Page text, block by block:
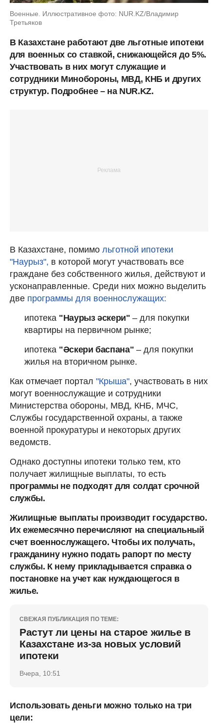
Военные. Иллюстративное фото: NUR.KZ/Владимир
Третьяков
В Казахстане работают две льготные ипотеки
для военных со ставкой, снижающейся до 5%.
Участвовать в них могут служащие и
сотрудники Минобороны, МВД, КНБ и других
структур. Подробнее – на NUR.KZ.
В Казахстане, помимо льготной ипотеки
"Наурыз", в которой могут участвовать все
граждане без собственного жилья, действуют и
усконаправленные. Среди них можно выделить
две программы для военнослужащих:
ипотека "Наурыз әскери"– для покупки
квартиры на первичном рынке;
ипотека "Әскери баспана" – для покупки
жилья на вторичном рынке.
Как отмечает портал "Крыша", участвовать в них
могут военнослужащие и сотрудники
Министерства обороны, МВД, КНБ, МЧС,
Службы государственной охраны, а также
военной прокуратуры и некоторых других
ведомств.
Однако доступны ипотеки только тем, кто
получает жилищные выплаты, то есть
программы не подходят для солдат срочной
службы.
Жилищные выплаты производит государство.
Их ежемесячно перечисляют на специальный
счет военнослужащего. Чтобы их получать,
гражданину нужно подать рапорт по месту
службы. К нему прикладывается справка о
постановке на учет как нуждающегося в
жилье.
СВЕЖАЯ ПУБЛИКАЦИЯ ПО ТЕМЕ:
Растут ли цены на старое жилье в
Казахстане из-за новых условий
ипотеки
Вчера, 10:51
Использовать деньги можно только на три
цели: